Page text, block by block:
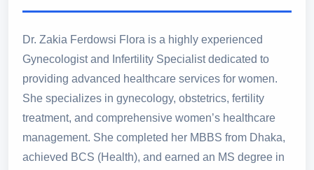
Dr. Zakia Ferdowsi Flora is a highly experienced
Gynecologist and Infertility Specialist dedicated to
providing advanced healthcare services for women.
She specializes in gynecology, obstetrics, fertility
treatment, and comprehensive women’s healthcare
management. She completed her MBBS from Dhaka,
achieved BCS (Health), and earned an MS degree in